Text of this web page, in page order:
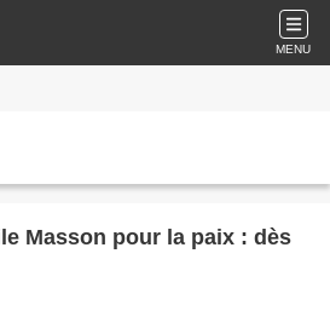
MENU
Masson pour la paix : dès